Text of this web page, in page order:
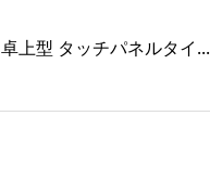
卓上型 タッチパネルタイ...